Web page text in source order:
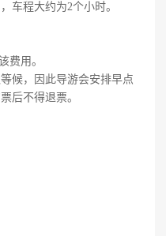
车程大约为2个小时。
费用。
候，因此导游会安排早点
后不得退票。